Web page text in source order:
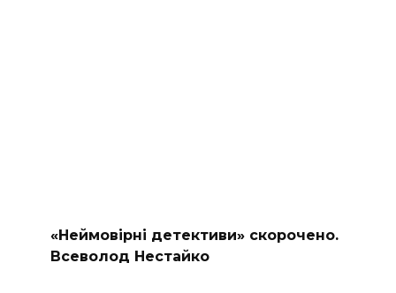
«Неймовірні детективи» скорочено.
Всеволод Нестайко